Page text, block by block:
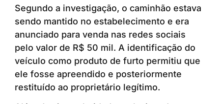
Segundo a investigação, o caminhão estava
sendo mantido no estabelecimento e era
anunciado para venda nas redes sociais
pelo valor de R$ 50 mil. A identificação do
veículo como produto de furto permitiu que
ele fosse apreendido e posteriormente
restituído ao proprietário legítimo.